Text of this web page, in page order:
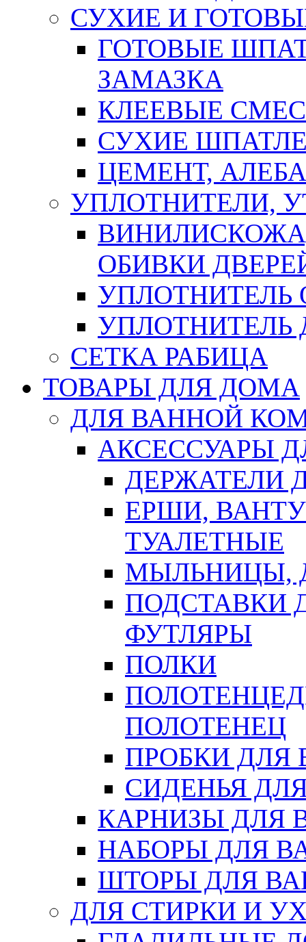
СУХИЕ И
ГОТОВЫЕ
ЗАМАЗКА
КЛЕЕВЫЕ
СУХИЕ
ЦЕМЕНТ,
УПЛОТНИТЕЛИ,
ОБИВКИ
УПЛОТНИТЕЛЬ
СЕТКА РАБИЦА
ТОВАРЫ ДЛЯ ДОМА
ДЛЯ ВАННОЙ
АКСЕССУАРЫ
ДЕРЖАТЕЛИ
ЕРШИ,
ТУАЛЕТНЫЕ
МЫЛЬНИЦЫ,
ПОДСТАВКИ
ФУТЛЯРЫ
ПОЛКИ
ПОЛОТЕНЕЦ
ПРОБКИ ДЛЯ
СИДЕНЬЯ
КАРНИЗЫ ДЛЯ
НАБОРЫ ДЛЯ
ШТОРЫ ДЛЯ
ДЛЯ СТИРКИ И